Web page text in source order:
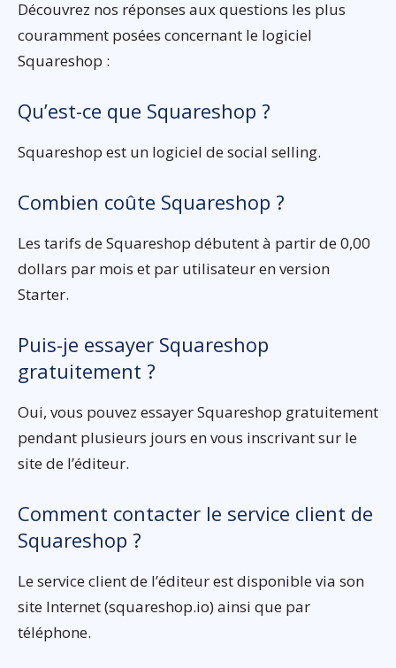
Découvrez nos réponses aux questions les plus
couramment posées concernant le logiciel
Squareshop :
Qu’est-ce que Squareshop ?
Squareshop est un logiciel de social selling.
Combien coûte Squareshop ?
Les tarifs de Squareshop débutent à partir de 0,00
dollars par mois et par utilisateur en version
Starter.
Puis-je essayer Squareshop
gratuitement ?
Oui, vous pouvez essayer Squareshop gratuitement
pendant plusieurs jours en vous inscrivant sur le
site de l’éditeur.
Comment contacter le service client de
Squareshop ?
Le service client de l’éditeur est disponible via son
site Internet (squareshop.io) ainsi que par
téléphone.